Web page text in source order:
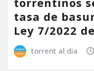
tasa de
Ley 7/2022
torrent al dia